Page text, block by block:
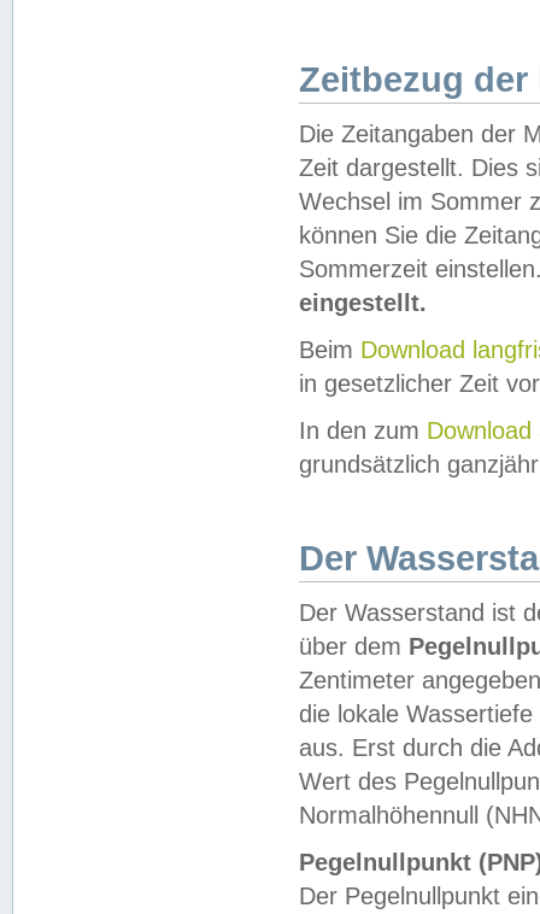
Zeitbezug der
Die Zeitangaben der
Zeit dargestellt. Dies
Wechsel im Sommer
können Sie die
Sommerzeit
eingestellt.
Beim Download
in gesetzlicher Zeit
In den zum Download
grundsätzlich
Der
Der Wasserstand ist
über dem
Zentimeter
die lokale
aus. Erst durch die
Wert des
Normalhöhennull
Pegelnullpunkt
Der Pegelnullpunkt